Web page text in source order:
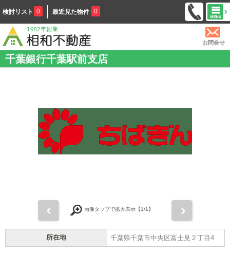
検討リスト 0 最近見た物件 0
お問合せ
千葉銀行千葉駅前支店
画像タップで拡大表示【1/1】
所在地 千葉県千葉市中央区富士見２丁目4